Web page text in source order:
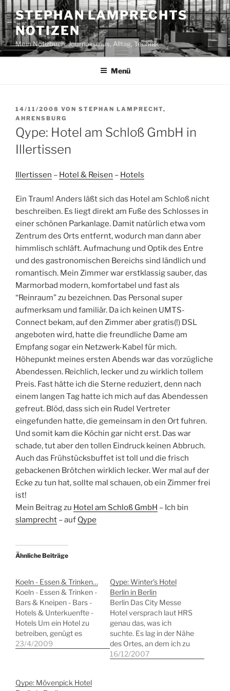
Zum
Inhalt
springen
STEPHAN LAMPRECHTS
NOTIZEN
Mein Notizbuch: Journalismus, Alltag, Technik
Menü
VERÖFFENTLICHT
AM
14/11/2008 VON STEPHAN LAMPRECHT,
AHRENSBURG
Qype: Hotel am Schloß GmbH in
Illertissen
Illertissen – Hotel & Reisen – Hotels
Ein Traum! Anders läßt sich das Hotel am Schloß nicht
beschreiben. Es liegt direkt am Fuße des Schlosses in
einer schönen Parkanlage. Damit natürlich etwa vom
Zentrum des Orts entfernt, wodurch man dann aber
himmlisch schläft. Aufmachung und Optik des Entre
und des gastronomischen Bereichs sind ländlich und
romantisch. Mein Zimmer war erstklassig sauber, das
Marmorbad modern, komfortabel und fast als
“Reinraum” zu bezeichnen. Das Personal super
aufmerksam und familiär. Da ich keinen UMTS-
Connect bekam, auf den Zimmer aber gratis(!) DSL
angeboten wird, hatte die freundliche Dame am
Empfang sogar ein Netzwerk-Kabel für mich.
Höhepunkt meines ersten Abends war das vorzügliche
Abendessen. Reichlich, lecker und zu wirklich tollem
Preis. Fast hätte ich die Sterne reduziert, denn nach
einem langen Tag hatte ich mich auf das Abendessen
gefreut. Blöd, dass sich ein Rudel Vertreter
eingefunden hatte, die gemeinsam in den Ort fuhren.
Und somit kam die Köchin gar nicht erst. Das war
schade, tut aber den tollen Eindruck keinen Abbruch.
Auch das Frühstücksbuffet ist toll und die frisch
gebackenen Brötchen wirklich lecker. Wer mal auf der
Ecke zu tun hat, sollte mal schauen, ob ein Zimmer frei
ist!
Mein Beitrag zu Hotel am Schloß GmbH – Ich bin
slamprecht – auf Qype
Ähnliche Beiträge
Koeln - Essen & Trinken…
Koeln - Essen & Trinken -
Bars & Kneipen - Bars -
Hotels & Unterkuenfte -
Hotels Um ein Hotel zu
betreiben, genügt es
nicht, "Hotel" an die
an Service, auch in
23/4/2009
Qype: Winter’s Hotel
Berlin in Berlin
Berlin Das City Messe
Hotel versprach laut HRS
genau das, was ich
suchte. Es lag in der Nähe
des Ortes, an dem ich zu
tun hatte und gilt als
16/12/2007
Qype: Mövenpick Hotel